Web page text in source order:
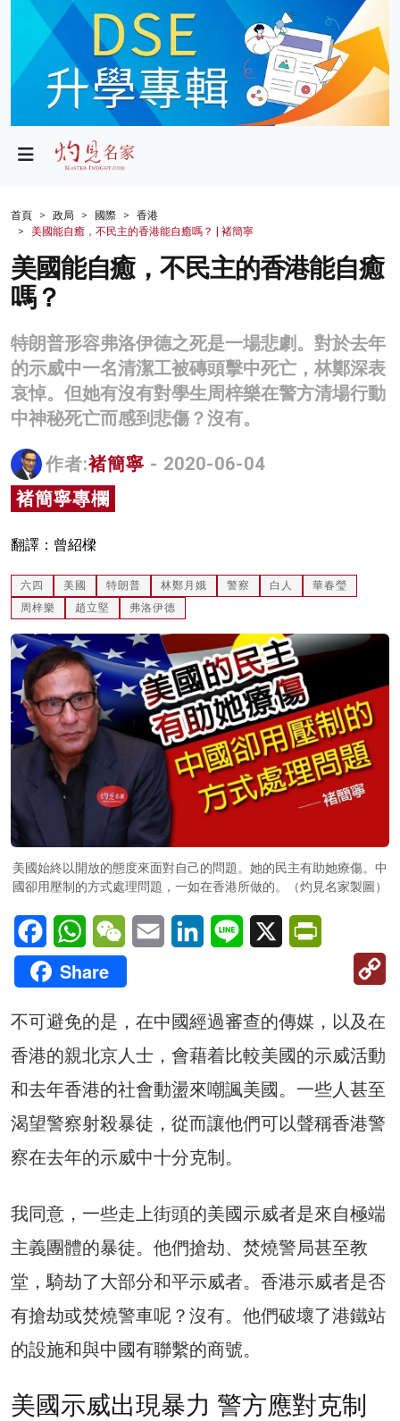
政局
財經
生活
健康
商業
科技
影片
名家榜
灼見活動
關於我們
首頁 政局 國際
香港
美國能自癒，不民主的香港能自癒嗎？ | 褚簡寧
美國能自癒，不民主的香港能自癒
嗎？
特朗普形容弗洛伊德之死是一場悲劇。對於去年
的示威中一名清潔工被磚頭擊中死亡，林鄭深表
哀悼。但她有沒有對學生周梓樂在警方清場行動
中神秘死亡而感到悲傷？沒有。
作者:褚簡寧 - 2020-06-04
褚簡寧專欄
翻譯：曾紹樑
六四 美國 特朗普 林鄭月娥 警察 白人
華春瑩
周梓樂
趙立堅 弗洛伊德
美國始終以開放的態度來面對自己的問題。她的民主有助她療傷。中
國卻用壓制的方式處理問題，一如在香港所做的。（灼見名家製圖）
FacebookWhatsAppWeChatEmail LinkedInLine X
Share
不可避免的是，在中國經過審查的傳媒，以及在
香港的親北京人士，會藉着比較美國的示威活動
和去年香港的社會動盪來嘲諷美國。一些人甚至
渴望警察射殺暴徒，從而讓他們可以聲稱香港警
察在去年的示威中十分克制。
我同意，一些走上街頭的美國示威者是來自極端
主義團體的暴徒。他們搶劫、焚燒警局甚至教
堂，騎劫了大部分和平示威者。香港示威者是否
有搶劫或焚燒警車呢？沒有。他們破壞了港鐵站
的設施和與中國有聯繫的商號。
美國示威出現暴力 警方應對克制